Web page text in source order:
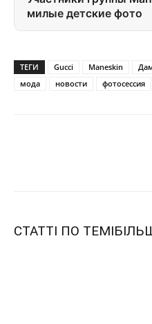
милые детские фото
ТЕГИ Gucci Maneskin
мода
новости фотосессия
СТАТТІ ПО ТЕМІ